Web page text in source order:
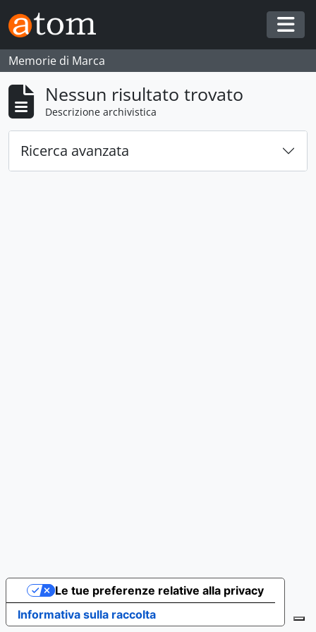
Skip to main content
Memorie di Marca
Nessun risultato trovato
Descrizione archivistica
Ricerca avanzata
Informativa sulla raccolta
Le tue preferenze relative alla privacy